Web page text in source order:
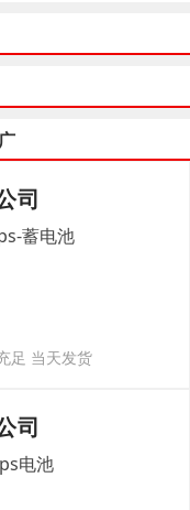
司
蓄电池
足 当天发货
司
电池